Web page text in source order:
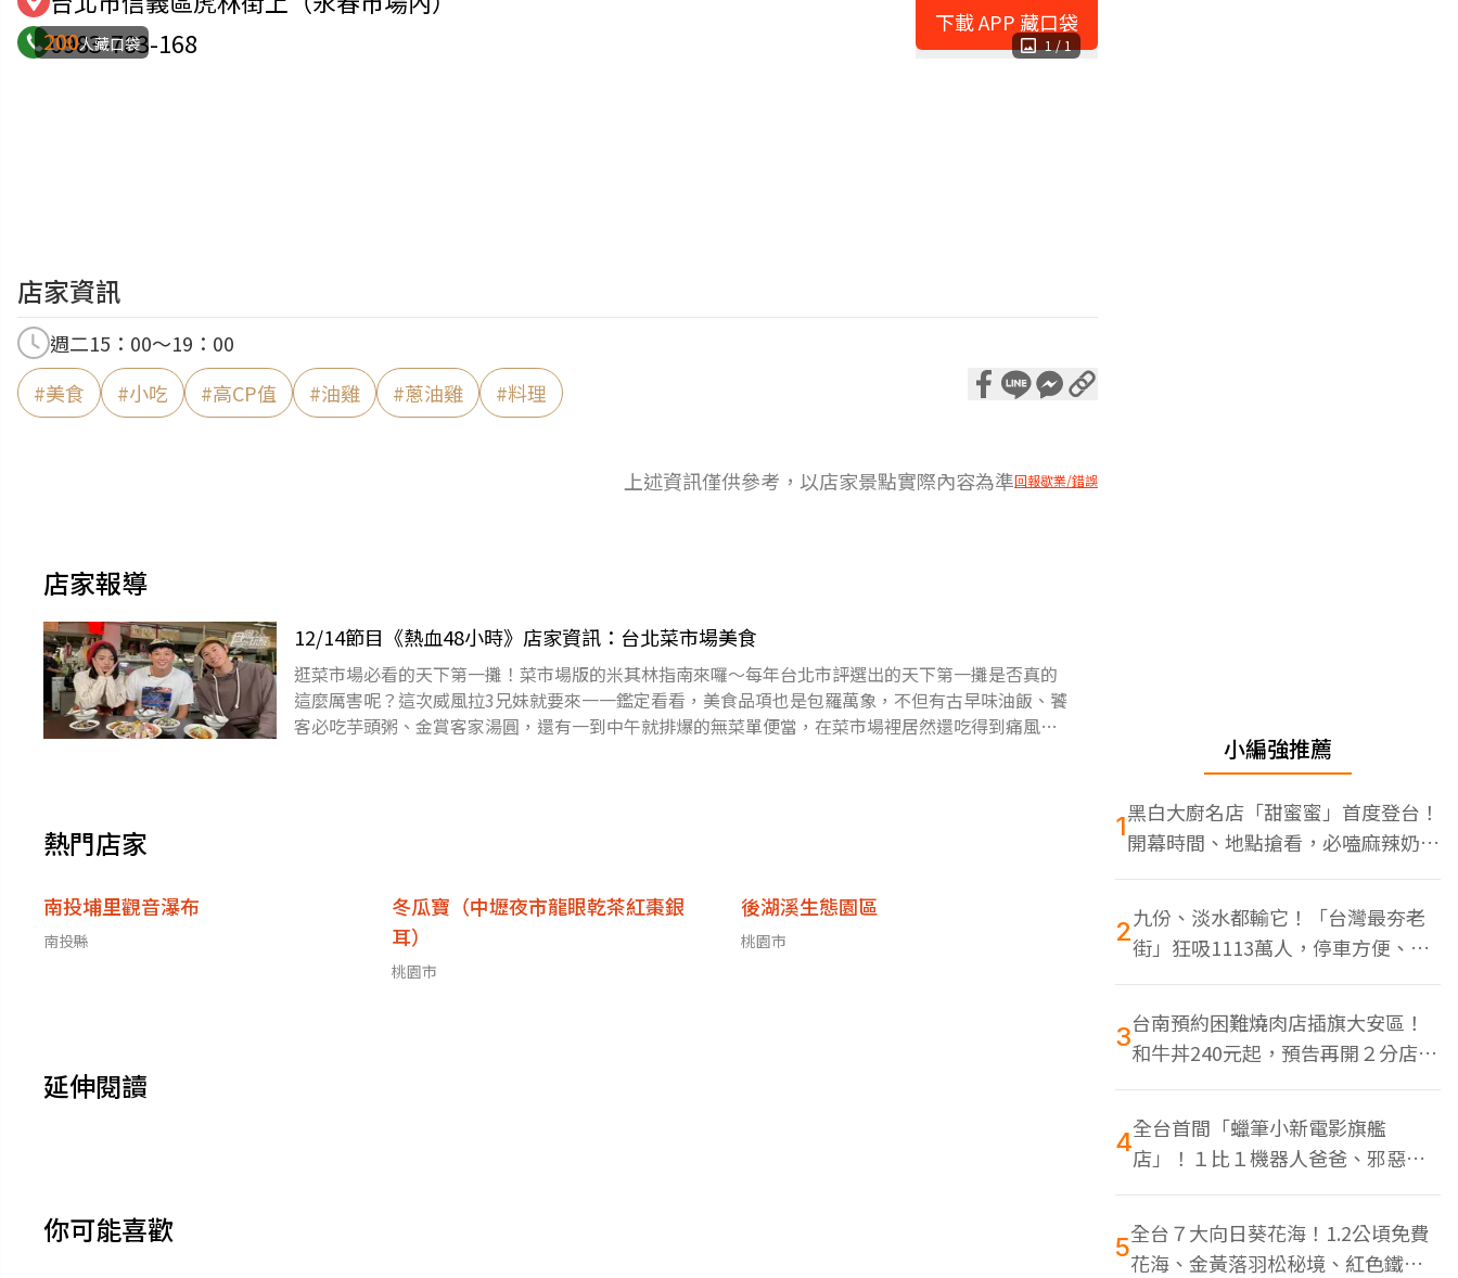
1 / 1
200人藏口袋
0983-783-168
店家資訊
週二15：00～19：00
#美食 #小吃 #高CP值 #油雞 #蔥油雞 #料理
下載 APP 藏口袋
上述資訊僅供參考，以店家景點實際內容為準回報歇業/錯誤
店家報導
12/14節目《熱血48小時》店家資訊：台北菜市場美食
逛菜市場必看的天下第一攤！菜市場版的米其林指南來囉～每年台北市評選出的天下第一攤是否真的
這麼厲害呢？這次威風拉3兄妹就要來一一鑑定看看，美食品項也是包羅萬象，不但有古早味油飯、饕
客必吃芋頭粥、金賞客家湯圓，還有一到中午就排爆的無菜單便當，在菜市場裡居然還吃得到痛風超
熱門店家
南投埔里觀音瀑布
南投縣
冬瓜寶（中壢夜市龍眼乾茶紅棗銀
耳）
桃園市
後湖溪生態園區
桃園市
延伸閱讀
你可能喜歡
小編強推薦
1黑白大廚名店「甜蜜蜜」首度登台！
開幕時間、地點搶看，必嗑麻辣奶油
蝦
2九份、淡水都輸它！「台灣最夯老
街」狂吸1113萬人，停車方便、特
色美食多
3台南預約困難燒肉店插旗大安區！
和牛丼240元起，預告再開２分店、
地點曝光
4全台首間「蠟筆小新電影旗艦
店」！１比１機器人爸爸、邪惡正
男，百款周邊買翻
5全台７大向日葵花海！1.2公頃免費
花海、金黃落羽松秘境、紅色鐵橋